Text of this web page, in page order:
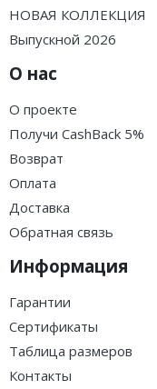
НОВАЯ КОЛЛЕКЦИЯ
Выпускной 2026
О нас
О проекте
Получи CashBack 5%
Возврат
Оплата
Доставка
Обратная связь
Информация
Гарантии
Сертификаты
Таблица размеров
Контакты